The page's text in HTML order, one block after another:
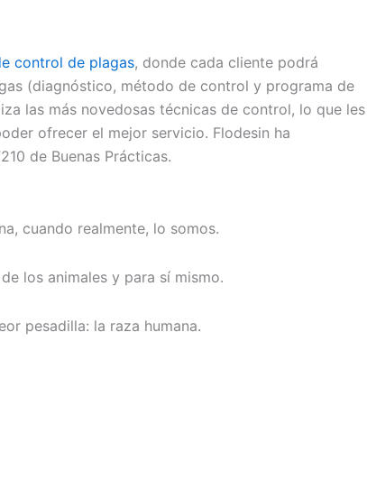
control de plagas, donde cada cliente podrá
(diagnóstico, método de control y programa de
las más novedosas técnicas de control, lo que les
ofrecer el mejor servicio. Flodesin ha
de Buenas Prácticas.
cuando realmente, lo somos.
los animales y para sí mismo.
pesadilla: la raza humana.